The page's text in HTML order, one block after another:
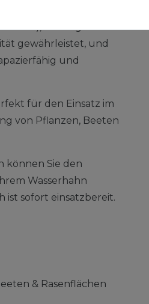
durch
18-fädige
gewährleistet, und
und
für den Einsatz im
von Pflanzen, Beeten
können Sie den
Wasserhahn
ist sofort einsatzbereit.
& Rasenflächen